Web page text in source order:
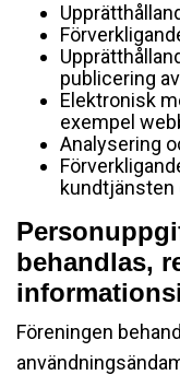
publicering
Elektronisk
exempel
Analysering
behandlas,
Föreningen